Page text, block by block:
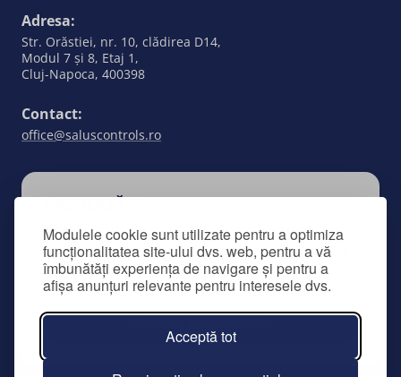
Modulele cookie sunt utilizate pentru a optimiza
funcționalitatea site-ului dvs. web, pentru a vă
îmbunătăți experiența de navigare și pentru a
afișa anunțuri relevante pentru interesele dvs.
Acceptă tot
Adresa:
Str. Orăstiei, nr. 10, clădirea D14,
Modul 7 și 8, Etaj 1,
Cluj-Napoca, 400398
Contact:
office@saluscontrols.ro
Rămâneți la curent cu toate aspectele legate
de SALUS Controls prin înscrierea la buletinul
nostru informativ.